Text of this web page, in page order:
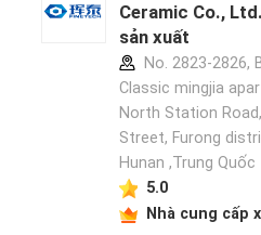
Ceramic Co.,
sản xuất
No. 2823-2826,
Classic mingjia
North Station
Street, Furong
Hunan ,Trung Quốc
5.0
Nhà cung cấp